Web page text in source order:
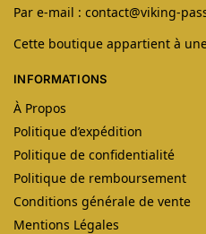
Par e-mail : contact@viking-
Cette boutique appartient à
INFORMATIONS
À Propos
Politique d’expédition
Politique de confidentialité
Politique de remboursement
Conditions générale de vente
Mentions Légales